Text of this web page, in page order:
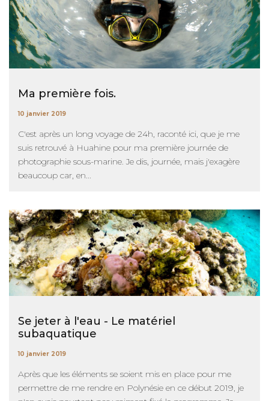
Ma première fois.
10 janvier 2019
C'est après un long voyage de 24h, raconté ici, que je me
suis retrouvé à Huahine pour ma première journée de
photographie sous-marine. Je dis, journée, mais j'exagère
beaucoup car, en...
Se jeter à l'eau - Le matériel
subaquatique
10 janvier 2019
Après que les éléments se soient mis en place pour me
permettre de me rendre en Polynésie en ce début 2019, je